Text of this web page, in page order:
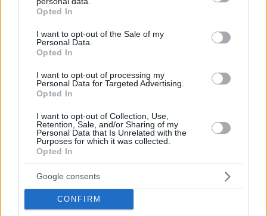
grant or deny consent to Google and its third-party tags to
use your data for below specified purposes in below Google
consent section.
Opted In
I want to opt-out of the Sale of my
Personal Data.
Opted In
I want to opt-out of processing my
Personal Data for Targeted Advertising.
Opted In
I want to opt-out of Collection, Use,
Retention, Sale, and/or Sharing of my
Personal Data that Is Unrelated with the
Purposes for which it was collected.
Opted In
Google consents
CONFIRM
Thema Insights
και μάθετε πρώτοι όλες τις ειδήσεις
Δείτε όλες τις τελευταίεςΕιδήσεις
από την Ελλάδα
και τον Κόσμο, τη στιγμή που συμβαίνουν, στο